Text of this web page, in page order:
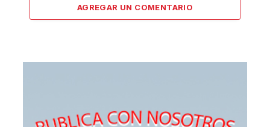
AGREGAR UN COMENTARIO